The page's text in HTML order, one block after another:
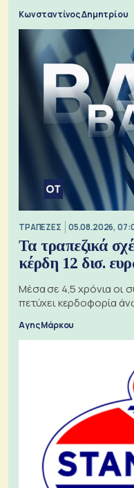
Κωνσταντίνος Δημητρίου
ΤΡΑΠΕΖΕΣ 05.08.2026,
Τα τραπεζικά
κέρδη 12 δισ.
Μέσα σε 4,5 χρόνια οι
πετύχει κερδοφορία
Αγης Μάρκου